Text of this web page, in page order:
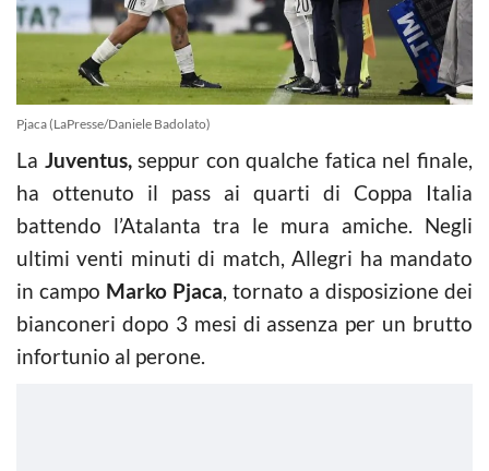
Pjaca (LaPresse/Daniele Badolato)
La Juventus,seppur con qualche fatica nel finale,
ha ottenuto il pass ai quarti di Coppa Italia
battendo l’Atalanta tra le mura amiche. Negli
ultimi venti minuti di match, Allegri ha mandato
in campo Marko Pjaca, tornato a disposizione dei
bianconeri dopo 3 mesi di assenza per un brutto
infortunio al perone.